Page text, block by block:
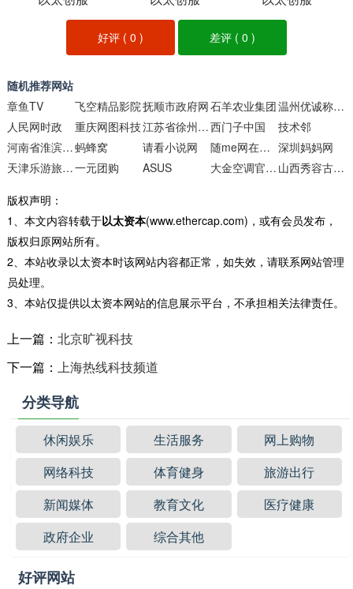
好评 (0 ) 差评 ( 0 )
随机推荐网站
章鱼TV
飞空精品影院抚顺市政府网石羊农业集团
温州优诚称重系统
人民网时政
重庆网图科技 江苏省徐州市第一中学！西门子中国
技术邻
河南省淮滨高级中学蚂蜂窝 请看小说网 随me网在线制作 深圳妈妈网
天津乐游旅行社一元团购 ASUS 大金空调官方网站 山西秀容古城袁家村文旅产业投资发展
版权声明：
1、本文内容转载于以太资本(www.ethercap.com)，或有会员发布，
版权归原网站所有。
2、本站收录以太资本时该网站内容都正常，如失效，请联系网站管理
员处理。
3、本站仅提供以太资本网站的信息展示平台，不承担相关法律责任。
上一篇： 北京旷视科技
下一篇： 上海热线科技频道
分类导航
休闲娱乐 生活服务
网上购物
网络科技
体育健身
旅游出行
新闻媒体
教育文化
医疗健康
政府企业
综合其他
好评网站